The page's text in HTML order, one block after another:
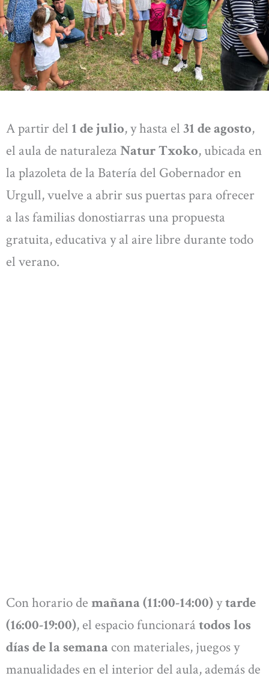
A partir del 1 de julio, y hasta el 31 de agosto,
el aula de naturaleza Natur Txoko, ubicada en
la plazoleta de la Batería del Gobernador en
Urgull, vuelve a abrir sus puertas para ofrecer
a las familias donostiarras una propuesta
gratuita, educativa y al aire libre durante todo
el verano.
Con horario de mañana (11:00-14:00)ytarde
(16:00-19:00), el espacio funcionará todos los
días de la semana con materiales, juegos y
manualidades en el interior del aula, además de